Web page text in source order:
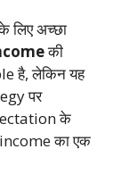
लिए अच्छा
की
है, लेकिन यह
पर
के
का एक